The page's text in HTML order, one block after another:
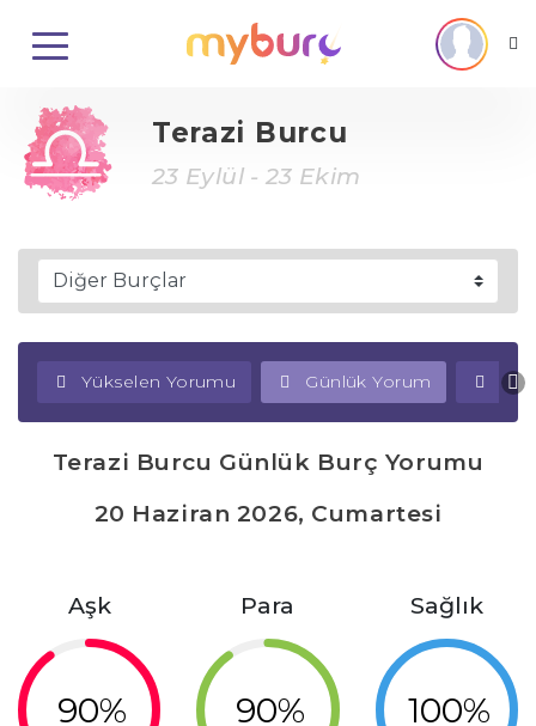
Terazi Burcu
23 Eylül - 23 Ekim
Yükselen Yorumu Günlük Yorum
Terazi Burcu Günlük Burç Yorumu
20 Haziran 2026, Cumartesi
Aşk
90%
Para
90%
Sağlık
100%